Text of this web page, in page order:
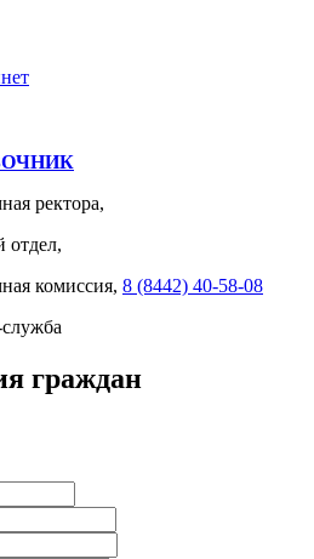
ректора,
комиссия, 8 (8442) 40-58-08
граждан